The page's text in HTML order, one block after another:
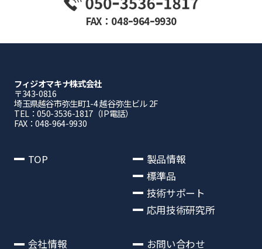
FAX：048ｰ964ｰ9930
フィジオマキナ株式会社
〒343-0816
埼⽟県越⾕市弥⽣町1-4 越⾕弥⽣ビル 2F
TEL：050-3536-1817（IP電話）
FAX：048-964-9930
TOP
製品情報
標準品
技術サポート
応用技術研究所
会社情報
お問い合わせ